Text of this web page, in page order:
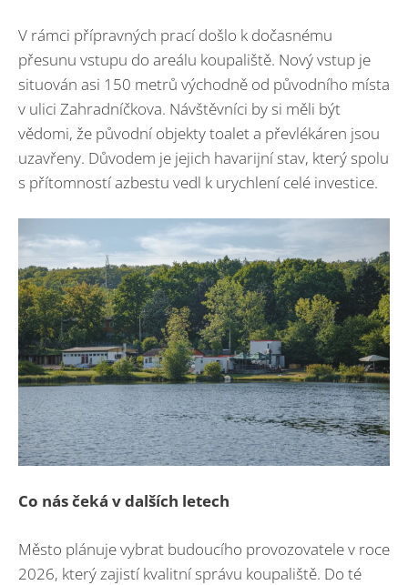
V rámci přípravných prací došlo k dočasnému
přesunu vstupu do areálu koupaliště. Nový vstup je
situován asi 150 metrů východně od původního místa
v ulici Zahradníčkova. Návštěvníci by si měli být
vědomi, že původní objekty toalet a převlékáren jsou
uzavřeny. Důvodem je jejich havarijní stav, který spolu
s přítomností azbestu vedl k urychlení celé investice.
Co nás čeká v dalších letech
Město plánuje vybrat budoucího provozovatele v roce
2026, který zajistí kvalitní správu koupaliště. Do té